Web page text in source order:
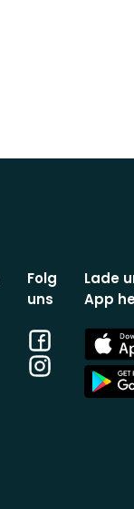
Folg
uns
Facebook
Instagram
Lade
App
App
Store
App
Store